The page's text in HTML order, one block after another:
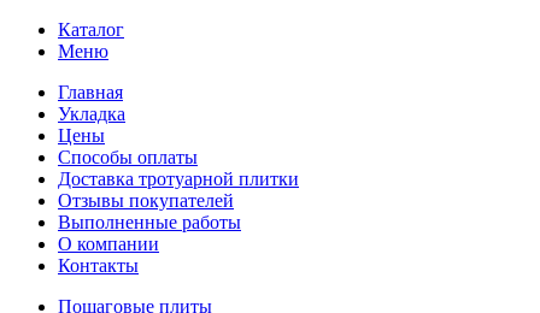
Каталог
Меню
Главная
Укладка
Цены
Способы оплаты
Доставка тротуарной плитки
Отзывы покупателей
Выполненные работы
О компании
Контакты
Пошаговые плиты